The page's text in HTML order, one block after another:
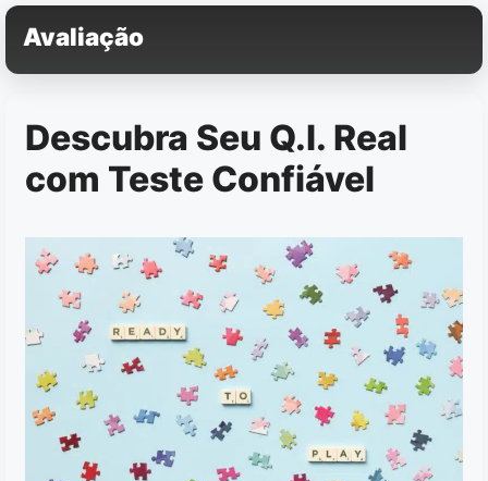
Pular
para
o
Avaliação
Descubra Seu Q.I. Real
com Teste Confiável